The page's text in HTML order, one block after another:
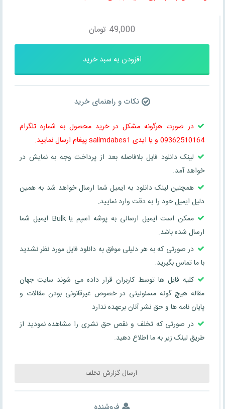
49,000 تومان
افزودن به سبد خرید
نکات و راهنمای خرید
در صورت هرگونه مشکل در خرید محصول به شماره تلگرام
09362510164 و یا ایدی salimdabes1 پیغام ارسال نمایید.
لینک دانلود فایل بلافاصله بعد از پرداخت وجه به نمایش در
خواهد آمد.
همچنین لینک دانلود به ایمیل شما ارسال خواهد شد به همین
دلیل ایمیل خود را به دقت وارد نمایید.
ممکن است ایمیل ارسالی به پوشه اسپم یا Bulk ایمیل شما
ارسال شده باشد.
در صورتی که به هر دلیلی موفق به دانلود فایل مورد نظر نشدید
با ما تماس بگیرید.
کلیه فایل ها توسط کاربران قرار داده می شوند سایت جهان
مقاله هیچ گونه مسئولیتی در خصوص غیرقانونی بودن مقالات و
پایان نامه ها و حق نشر آنان برعهده ندارد
در صورتی که تخلف و نقص حق نشری را مشاهده نمودید از
طریق لینک زیر به ما اطلاع دهید.
ارسال گزارش تخلف